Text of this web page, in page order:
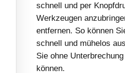
schnell und per
Werkzeugen
entfernen. So können
schnell und mühelos
Sie ohne
können.